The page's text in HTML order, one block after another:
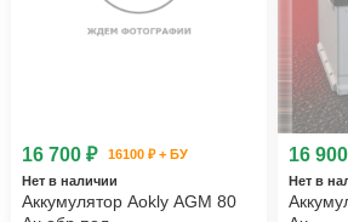
16 700 ₽
16100 ₽ + БУ
Нет в наличии
Аккумулятор Aokly AGM 80
16
Нет в